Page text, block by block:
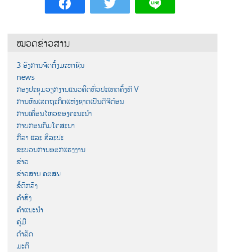
ໝວດຂ່າວສານ
3 ອົງການຈັດຕັ້ງມະຫາຊົນ
news
ກອງປະຊຸມວຽກງານແນວຄິດທົ່ວປະເທດຄັ້ງທີ V
ການຫັນເສດຖະກິດແຫ່ງຊາດເປັນດີຈີຕ໋ອນ
ການເຄື່ອນໄຫວຂອງຄະນະນຳ
ກາບກອນກົມໂຄສະນາ
ກິລາ ແລະ ສິລະປະ
ຂະບວນການອອກແຮງງານ
ຂ່າວ
ຂ່າວສານ ຄອສພ
ຂໍ້ຕົກລົງ
ຄຳສັ່ງ
ຄຳແນະນຳ
ຄູ່ມື
ດຳລັດ
ມະຕິ